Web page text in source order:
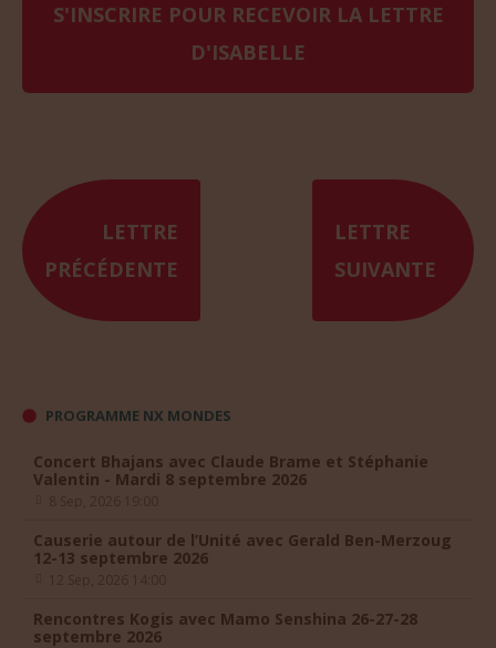
S'INSCRIRE POUR RECEVOIR LA LETTRE
D'ISABELLE
LETTRE
PRÉCÉDENTE
LETTRE
SUIVANTE
PROGRAMME NX MONDES
Concert Bhajans avec Claude Brame et Stéphanie
Valentin - Mardi 8 septembre 2026
Causerie autour de l’Unité avec Gerald Ben-Merzoug
12-13 septembre 2026
Rencontres Kogis avec Mamo Senshina 26-27-28
septembre 2026